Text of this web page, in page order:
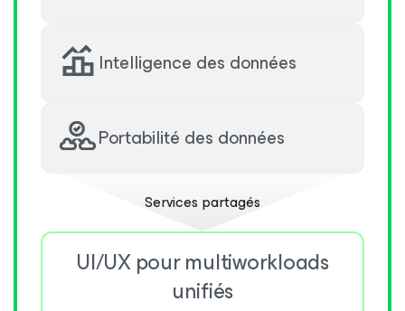
Intelligence des données
Portabilité des données
Services partagés
UI/UX pour multiworkloads
unifiés